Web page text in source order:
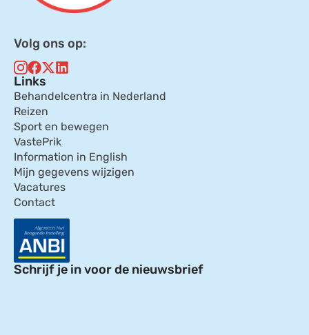
Volg ons op:
Links
Behandelcentra in Nederland
Reizen
Sport en bewegen
VastePrik
Information in English
Mijn gegevens wijzigen
Vacatures
Contact
Schrijf je in voor de nieuwsbrief